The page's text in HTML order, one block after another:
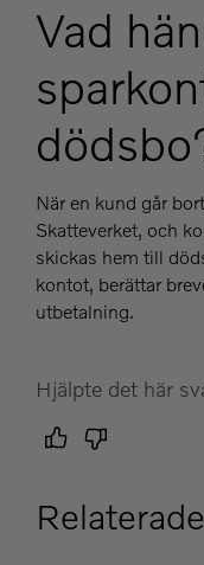
Vad
När en kund går
Skatteverket, och
skickas hem till
kontot, berättar
utbetalning.
Hjälpte det här